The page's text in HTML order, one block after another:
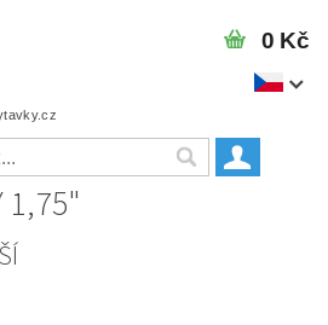
0 Kč
1,75"